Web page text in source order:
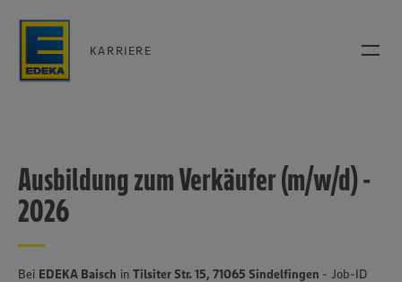
KARRIERE
Ausbildung zum Verkäufer (m/w/d) -
2026
Bei EDEKA Baisch in Tilsiter Str. 15, 71065 Sindelfingen - Job-ID